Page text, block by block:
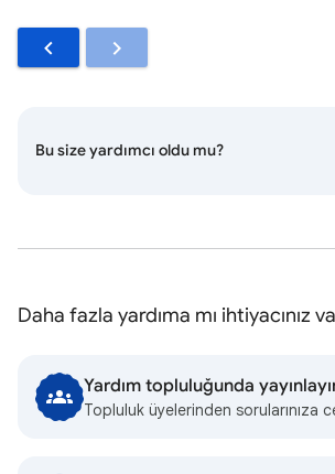
Bu size yardımcı oldu mu?
Daha fazla yardıma mı ihtiyacınız
Yardım topluluğunda
Topluluk üyelerinden sorularınıza